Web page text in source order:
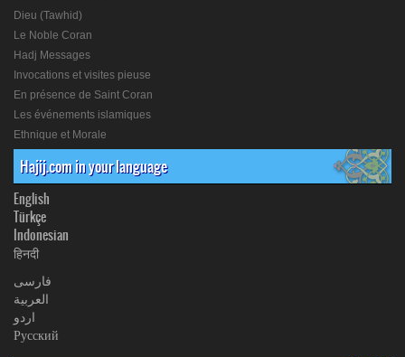
Dieu (Tawhid)
Le Noble Coran
Hadj Messages
Invocations et visites pieuse
En présence de Saint Coran
Les événements islamiques
Ethnique et Morale
Hajij.com in your language
English
Türkçe
Indonesian
हिनदी
فارسی
العربیة
اردو
Русский